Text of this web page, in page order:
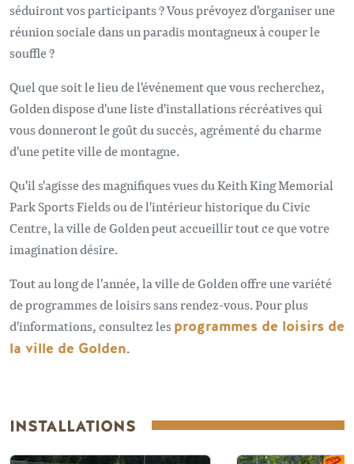
séduiront vos participants ? Vous prévoyez d'organiser une
réunion sociale dans un paradis montagneux à couper le
souffle ?
Quel que soit le lieu de l'événement que vous recherchez,
Golden dispose d'une liste d'installations récréatives qui
vous donneront le goût du succès, agrémenté du charme
d'une petite ville de montagne.
Qu'il s'agisse des magnifiques vues du Keith King Memorial
Park Sports Fields ou de l'intérieur historique du Civic
Centre, la ville de Golden peut accueillir tout ce que votre
imagination désire.
Tout au long de l'année, la ville de Golden offre une variété
de programmes de loisirs sans rendez-vous. Pour plus
d'informations, consultez lesprogrammes de loisirs de
la ville de Golden.
INSTALLATIONS